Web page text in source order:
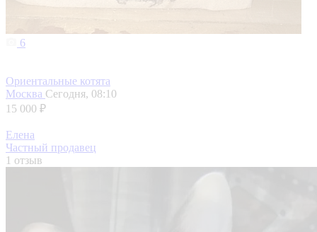
6
Ориентальные котята
Москва Сегодня, 08:10
15 000 ₽
Елена
Частный продавец
1 отзыв